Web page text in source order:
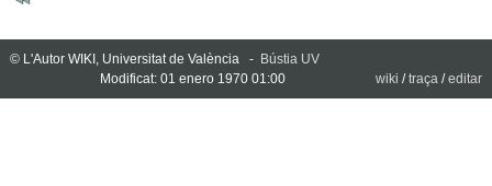
© L'Autor WIKI, Universitat de València - Bústia UV
Modificat: 01 enero 1970 01:00
wiki /traça /editar